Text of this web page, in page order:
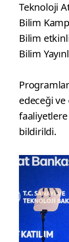
Teknoloji
Bilim
Bilim
Bilim
edeceği
faaliyetlere
bildirildi.